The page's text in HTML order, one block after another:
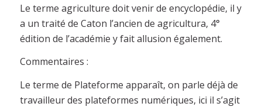
Le terme agriculture doit venir de encyclopédie, il y
a un traité de Caton l’ancien de agricultura, 4°
édition de l’académie y fait allusion également.
Commentaires :
Le terme de Plateforme apparaît, on parle déjà de
travailleur des plateformes numériques, ici il s’agit